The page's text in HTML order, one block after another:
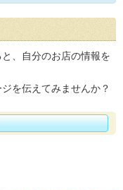
、自分のお店の情報を
を伝えてみませんか？